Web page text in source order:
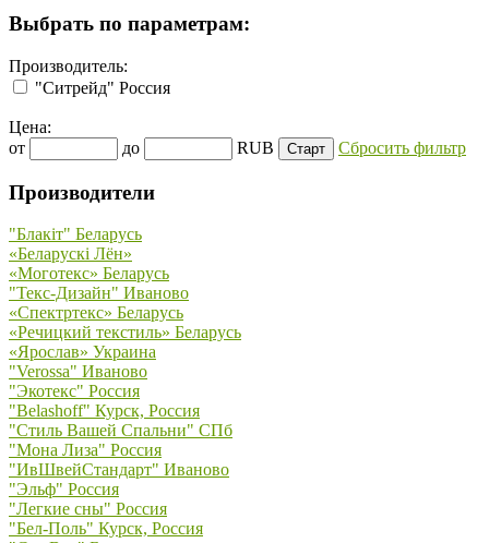
Выбрать по параметрам:
Производитель:
"Ситрейд" Россия
Цена:
от
до RUB Сбросить фильтр
Производители
"Блакiт" Беларусь
«Беларускi Лён»
«Моготекс» Беларусь
"Текс-Дизайн" Иваново
«Спектртекс» Беларусь
«Речицкий текстиль» Беларусь
«Ярослав» Украина
"Verossa" Иваново
"Экотекс" Россия
"Belashoff" Курск, Россия
"Стиль Вашей Спальни" СПб
"Мона Лиза" Россия
"ИвШвейСтандарт" Иваново
"Эльф" Россия
"Легкие сны" Россия
"Бел-Поль" Курск, Россия